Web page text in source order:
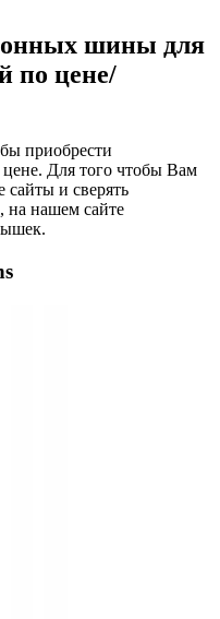
шины для
по цене/
приобрести
Для того чтобы Вам
сайты и сверять
на нашем сайте